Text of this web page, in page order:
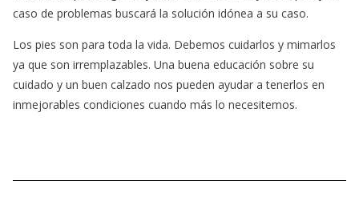
caso de problemas buscará la solución idónea a su caso.
Los pies son para toda la vida. Debemos cuidarlos y mimarlos
ya que son irremplazables. Una buena educación sobre su
cuidado y un buen calzado nos pueden ayudar a tenerlos en
inmejorables condiciones cuando más lo necesitemos.